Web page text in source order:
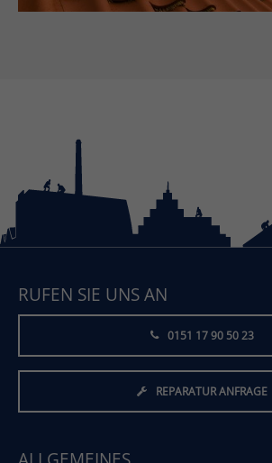
RUFEN SIE UNS AN
0151 17 90 50 23
REPARATUR ANFRAGE